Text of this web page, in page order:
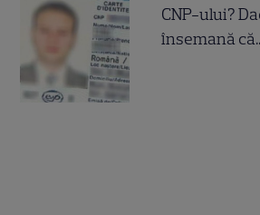
CNP-ului?
însemană